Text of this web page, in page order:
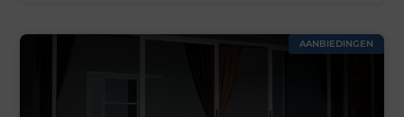
AANBIEDINGEN